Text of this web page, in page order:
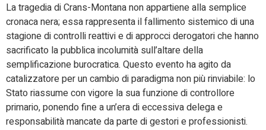
La tragedia di Crans-Montana non appartiene alla semplice
cronaca nera; essa rappresenta il fallimento sistemico di una
stagione di controlli reattivi e di approcci derogatori che hanno
sacrificato la pubblica incolumità sull’altare della
semplificazione burocratica. Questo evento ha agito da
catalizzatore per un cambio di paradigma non più rinviabile: lo
Stato riassume con vigore la sua funzione di controllore
primario, ponendo fine a un’era di eccessiva delega e
responsabilità mancate da parte di gestori e professionisti.